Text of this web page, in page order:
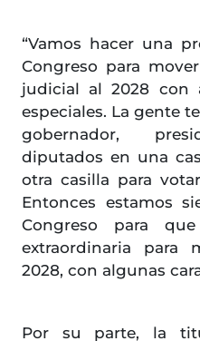
“Vamos hacer una
Congreso para
judicial al 2028 con
especiales. La gente
gobernador,
diputados en una
otra casilla para
Entonces estamos
Congreso para
extraordinaria para
2028, con algunas
Por su parte, la